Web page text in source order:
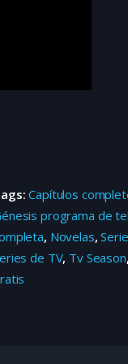
Capítulos
programa de
, Novelas,
de TV, Tv Season,